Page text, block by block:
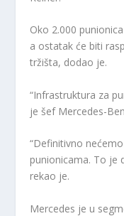
Oko 2.000
a ostatak će biti
tržišta, dodao je.
“Infrastruktura za
je šef Mercedes-
“Definitivno
punionicama. To je
rekao je.
Mercedes je u